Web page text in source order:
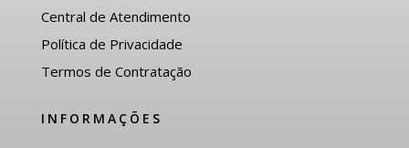
Central de Atendimento
Política de Privacidade
Termos de Contratação
INFORMAÇÕES